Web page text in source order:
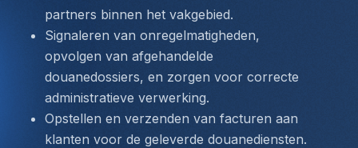
partners binnen het vakgebied.
Signaleren van onregelmatigheden,
opvolgen van afgehandelde
douanedossiers, en zorgen voor correcte
administratieve verwerking.
Opstellen en verzenden van facturen aan
klanten voor de geleverde douanediensten.